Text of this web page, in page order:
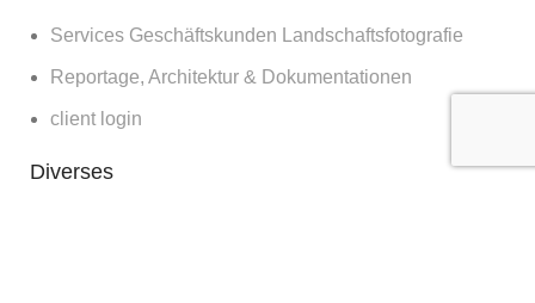
Services Geschäftskunden Landschaftsfotografie
Reportage, Architektur & Dokumentationen
client login
Diverses